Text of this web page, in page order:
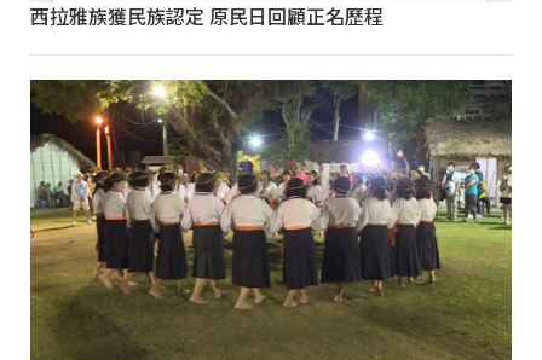
西拉雅族獲民族認定 原民日回顧正名歷程